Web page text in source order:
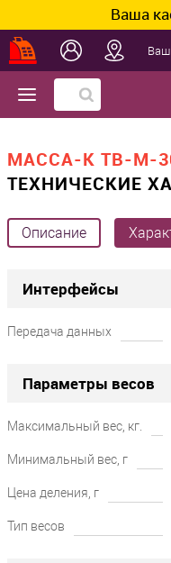
Ваша
Ваш
МАССА-К ТВ-M-
ТЕХНИЧЕСКИЕ
Описание
Интерфейсы
Передача данных
Параметры весов
Максимальный вес, кг.
Минимальный вес, г
Цена деления, г
Тип весов